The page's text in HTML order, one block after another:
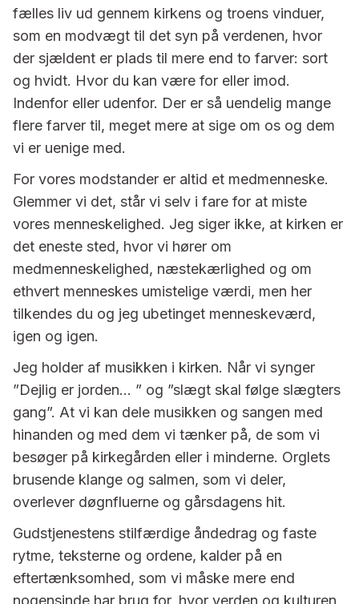
fælles liv ud gennem kirkens og troens vinduer,
som en modvægt til det syn på verdenen, hvor
der sjældent er plads til mere end to farver: sort
og hvidt. Hvor du kan være for eller imod.
Indenfor eller udenfor. Der er så uendelig mange
flere farver til, meget mere at sige om os og dem
vi er uenige med.
For vores modstander er altid et medmenneske.
Glemmer vi det, står vi selv i fare for at miste
vores menneskelighed. Jeg siger ikke, at kirken er
det eneste sted, hvor vi hører om
medmenneskelighed, næstekærlighed og om
ethvert menneskes umistelige værdi, men her
tilkendes du og jeg ubetinget menneskeværd,
igen og igen.
Jeg holder af musikken i kirken. Når vi synger
”Dejlig er jorden… ” og ”slægt skal følge slægters
gang”. At vi kan dele musikken og sangen med
hinanden og med dem vi tænker på, de som vi
besøger på kirkegården eller i minderne. Orglets
brusende klange og salmen, som vi deler,
overlever døgnfluerne og gårsdagens hit.
Gudstjenestens stilfærdige åndedrag og faste
rytme, teksterne og ordene, kalder på en
eftertænksomhed, som vi måske mere end
nogensinde har brug for, hvor verden og kulturen